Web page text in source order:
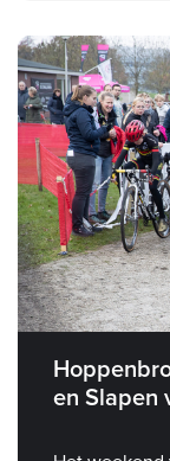
en Slapen